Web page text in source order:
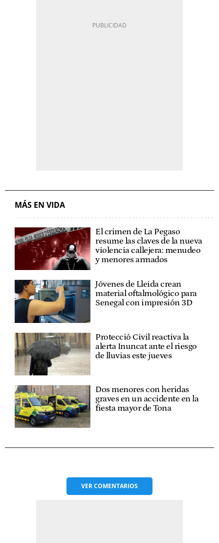
MÁS EN VIDA
El crimen de La Pegaso
resume las claves de la nueva
violencia callejera: menudeo
y menores armados
Jóvenes de Lleida crean
material oftalmológico para
Senegal con impresión 3D
Protecció Civil reactiva la
alerta Inuncat ante el riesgo
de lluvias este jueves
Dos menores con heridas
graves en un accidente en la
fiesta mayor de Tona
VERCOMENTARIOS